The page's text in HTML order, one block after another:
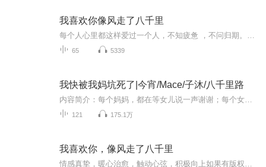
我喜欢你像风走了八千里
65 5339
我快被我妈坑死了|今宵/Mace/子沐/八千里路
121 175.1万
我喜欢你，像风走了八千里